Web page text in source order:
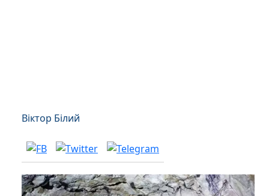
Віктор Білий